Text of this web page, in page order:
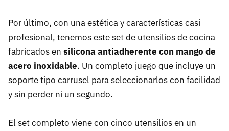
Por último, con una estética y características casi
profesional, tenemos este set de utensilios de cocina
fabricados en silicona antiadherente con mango de
acero inoxidable. Un completo juego que incluye un
soporte tipo carrusel para seleccionarlos con facilidad
y sin perder ni un segundo.
El set completo viene con cinco utensilios en un